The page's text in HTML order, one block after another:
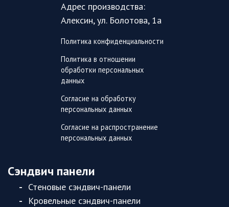
Адрес производства:
Алексин, ул. Болотова, 1а
Политика конфиденциальности
Политика в отношении
обработки персональных
данных
Согласие на обработку
персональных данных
Согласие на распространение
персональных данных
Сэндвич панели
Стеновые сэндвич-панели
Кровельные сэндвич-панели